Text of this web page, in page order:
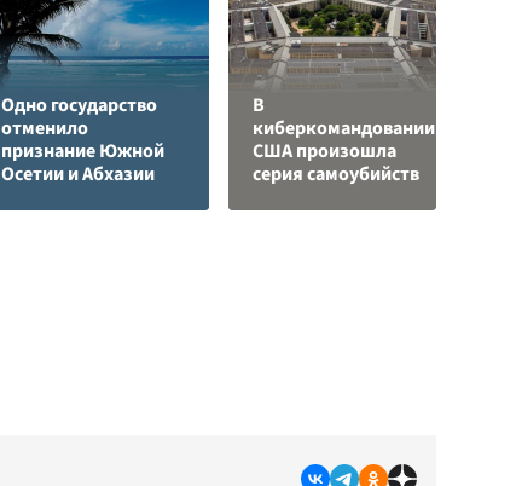
Одно государство
отменило
признание Южной
Осетии и Абхазии
В
киберкомандовании
США произошла
серия самоубийств